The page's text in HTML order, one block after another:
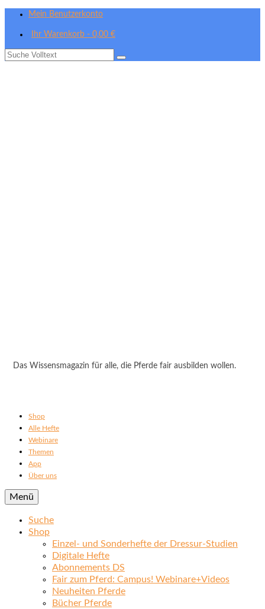
Mein Benutzerkonto
Ihr Warenkorb - 0,00 €
Suche
Das Wissensmagazin für alle, die Pferde fair ausbilden wollen.
Shop
Alle Hefte
Webinare
Themen
App
Über uns
Menü
Suche
Shop
Einzel- und Sonderhefte der Dressur-Studien
Digitale Hefte
Abonnements DS
Fair zum Pferd: Campus! Webinare+Videos
Neuheiten Pferde
Bücher Pferde